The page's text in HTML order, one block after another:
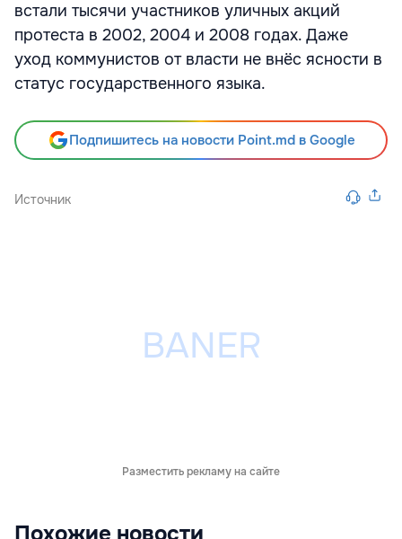
встали тысячи участников уличных акций
протеста в 2002, 2004 и 2008 годах. Даже
уход коммунистов от власти не внёс ясности в
статус государственного языка.
Подпишитесь на новости Point.md в Google
Источник
Разместить рекламу на сайте
Похожие новости